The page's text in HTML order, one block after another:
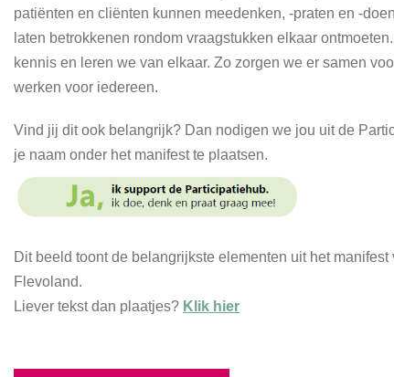
patiënten en cliënten kunnen meedenken, -praten en -
laten betrokkenen rondom vraagstukken elkaar
kennis en leren we van elkaar. Zo zorgen we er samen
werken voor iedereen.
Vind jij dit ook belangrijk? Dan nodigen we jou uit de
je naam onder het manifest te plaatsen.
Dit beeld toont de belangrijkste elementen uit het
Flevoland.
Liever tekst dan plaatjes? Klik hier